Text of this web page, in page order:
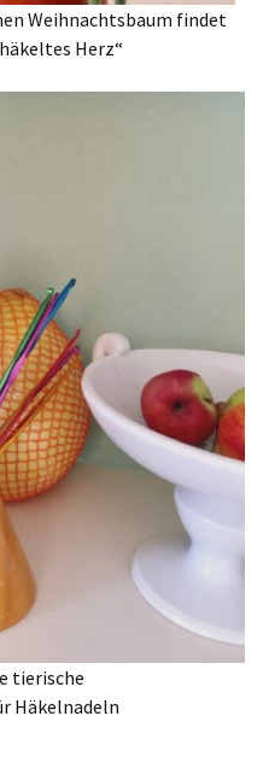
Weihnachtsbaum findet
Herz“
tierische
Häkelnadeln